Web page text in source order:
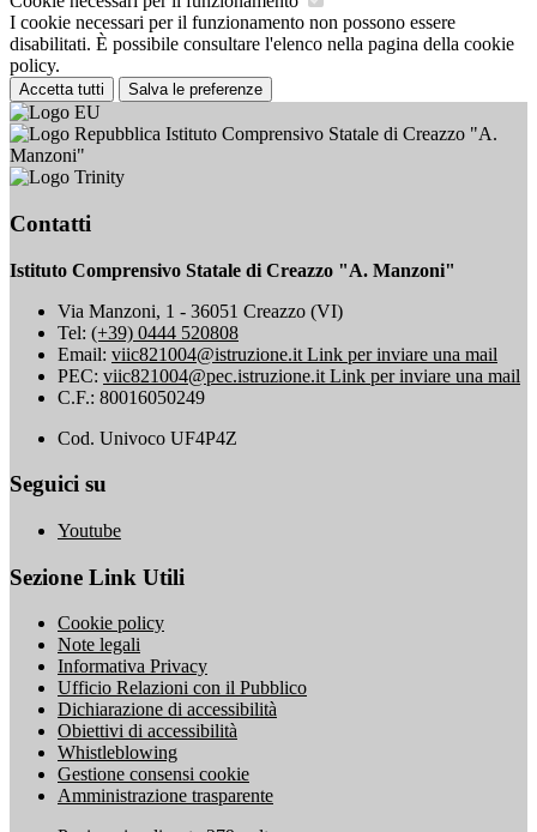
I cookie necessari per il funzionamento non possono essere
disabilitati. È possibile consultare l'elenco nella pagina della cookie
policy.
Accetta tutti Salva le preferenze
Istituto Comprensivo Statale di Creazzo "A.
Manzoni"
Contatti
Istituto Comprensivo Statale di Creazzo "A. Manzoni"
Via Manzoni, 1 - 36051 Creazzo (VI)
Tel: (+39) 0444 520808
Email: viic821004@istruzione.it Link per inviare una mail
PEC: viic821004@pec.istruzione.it Link per inviare una mail
C.F.: 80016050249
Cod. Univoco UF4P4Z
Seguici su
Youtube
Sezione Link Utili
Cookie policy
Note legali
Informativa Privacy
Ufficio Relazioni con il Pubblico
Dichiarazione di accessibilità
Obiettivi di accessibilità
Whistleblowing
Gestione consensi cookie
Amministrazione trasparente